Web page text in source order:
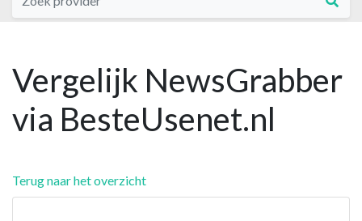
Vergelijk NewsGrabber
via BesteUsenet.nl
Terug naar het overzicht